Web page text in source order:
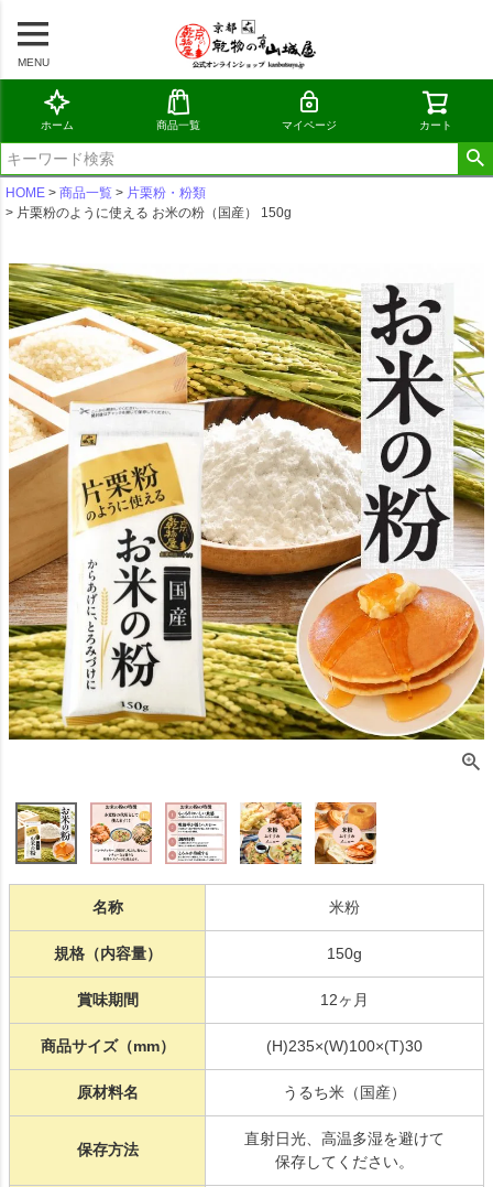
MENU
ホーム 商品一覧 マイページ カート
HOME 商品一覧
片栗粉・粉類
片栗粉のように使える お米の粉（国産） 150g
名称 米粉
規格（内容量） 150g
賞味期間 12ヶ月
商品サイズ（mm） (H)235×(W)100×(T)30
原材料名 うるち米（国産）
保存方法
直射日光、高温多湿を避けて
保存してください。